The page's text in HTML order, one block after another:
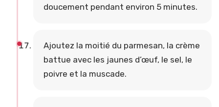
doucement pendant environ 5 minutes.
Ajoutez la moitié du parmesan, la crème
battue avec les jaunes d’œuf, le sel, le
poivre et la muscade.